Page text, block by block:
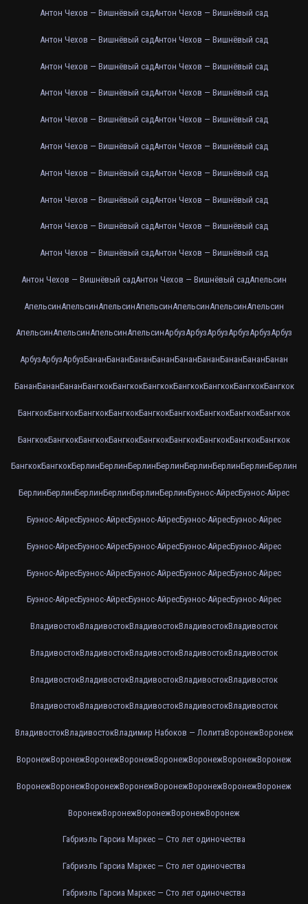
Антон Чехов — Вишнёвый садАнтон Чехов — Вишнёвый сад
Антон Чехов — Вишнёвый садАнтон Чехов — Вишнёвый сад
Антон Чехов — Вишнёвый садАнтон Чехов — Вишнёвый сад
Антон Чехов — Вишнёвый садАнтон Чехов — Вишнёвый сад
Антон Чехов — Вишнёвый садАнтон Чехов — Вишнёвый сад
Антон Чехов — Вишнёвый садАнтон Чехов — Вишнёвый сад
Антон Чехов — Вишнёвый садАнтон Чехов — Вишнёвый сад
Антон Чехов — Вишнёвый садАнтон Чехов — Вишнёвый сад
Антон Чехов — Вишнёвый садАнтон Чехов — Вишнёвый сад
Антон Чехов — Вишнёвый садАнтон Чехов — Вишнёвый сад
Антон Чехов — Вишнёвый садАнтон Чехов — Вишнёвый садАпельсин
АпельсинАпельсинАпельсинАпельсинАпельсинАпельсинАпельсин
АпельсинАпельсинАпельсинАпельсинАрбузАрбузАрбузАрбузАрбузАрбуз
АрбузАрбузАрбузБананБананБананБананБананБананБананБананБанан
БананБананБананБангкокБангкокБангкокБангкокБангкокБангкокБангкок
БангкокБангкокБангкокБангкокБангкокБангкокБангкокБангкокБангкок
БангкокБангкокБангкокБангкокБангкокБангкокБангкокБангкокБангкок
БангкокБангкокБерлинБерлинБерлинБерлинБерлинБерлинБерлинБерлин
БерлинБерлинБерлинБерлинБерлинБерлинБуэнос-АйресБуэнос-Айрес
Буэнос-АйресБуэнос-АйресБуэнос-АйресБуэнос-АйресБуэнос-Айрес
Буэнос-АйресБуэнос-АйресБуэнос-АйресБуэнос-АйресБуэнос-Айрес
Буэнос-АйресБуэнос-АйресБуэнос-АйресБуэнос-АйресБуэнос-Айрес
Буэнос-АйресБуэнос-АйресБуэнос-АйресБуэнос-АйресБуэнос-Айрес
ВладивостокВладивостокВладивостокВладивостокВладивосток
ВладивостокВладивостокВладивостокВладивостокВладивосток
ВладивостокВладивостокВладивостокВладивостокВладивосток
ВладивостокВладивостокВладивостокВладивостокВладивосток
ВладивостокВладивостокВладимир Набоков — ЛолитаВоронежВоронеж
ВоронежВоронежВоронежВоронежВоронежВоронежВоронежВоронеж
ВоронежВоронежВоронежВоронежВоронежВоронежВоронежВоронеж
ВоронежВоронежВоронежВоронежВоронеж
Габриэль Гарсиа Маркес — Сто лет одиночества
Габриэль Гарсиа Маркес — Сто лет одиночества
Габриэль Гарсиа Маркес — Сто лет одиночества